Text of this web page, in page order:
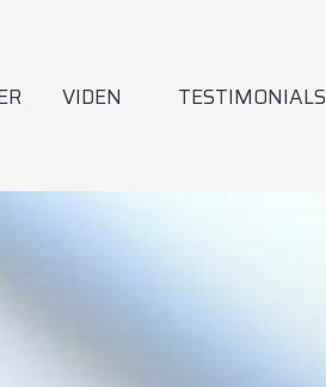
VIDEN TESTIMONIALS